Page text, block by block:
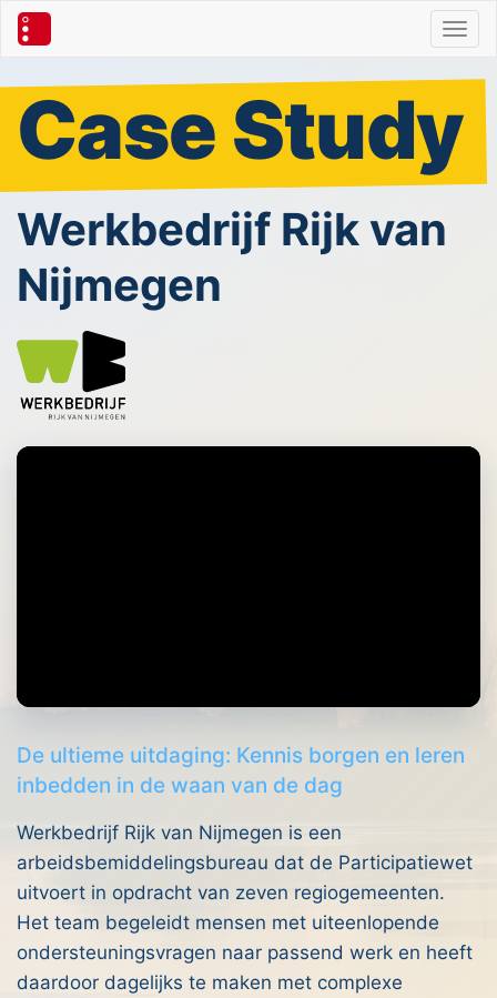
Case Study
Werkbedrijf Rijk van
Nijmegen
De ultieme uitdaging: Kennis borgen en leren
inbedden in de waan van de dag
Werkbedrijf Rijk van Nijmegen is een
arbeidsbemiddelingsbureau dat de Participatiewet
uitvoert in opdracht van zeven regiogemeenten.
Het team begeleidt mensen met uiteenlopende
ondersteuningsvragen naar passend werk en heeft
daardoor dagelijks te maken met complexe